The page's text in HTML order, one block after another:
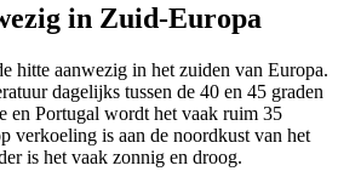
in Zuid-Europa
hitte aanwezig in het zuiden van Europa.
dagelijks tussen de 40 en 45 graden
en Portugal wordt het vaak ruim 35
verkoeling is aan de noordkust van het
is het vaak zonnig en droog.